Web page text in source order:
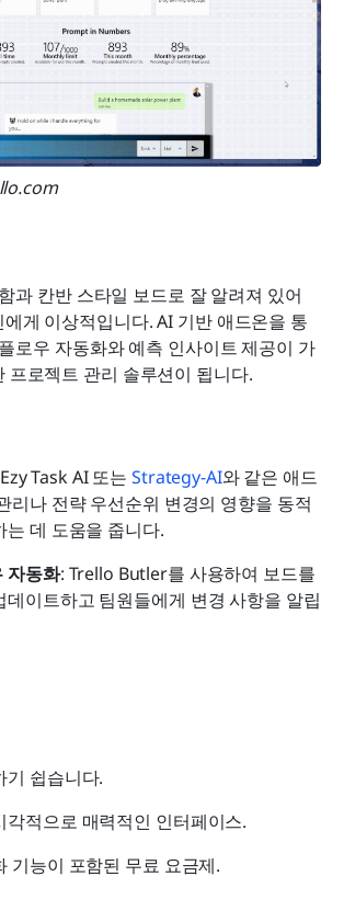
과 칸반 스타일 보드로 잘 알려져 있어
게 이상적입니다. AI 기반 애드온을 통
로우 자동화와 예측 인사이트 제공이 가
프로젝트 관리 솔루션이 됩니다.
Task AI 또는 Strategy-AI와 같은 애드
리나 전략 우선순위 변경의 영향을 동적
는 데 도움을 줍니다.
자동화: Trello Butler를 사용하여 보드를
데이트하고 팀원들에게 변경 사항을 알립
기 쉽습니다.
각적으로 매력적인 인터페이스.
기능이 포함된 무료 요금제.